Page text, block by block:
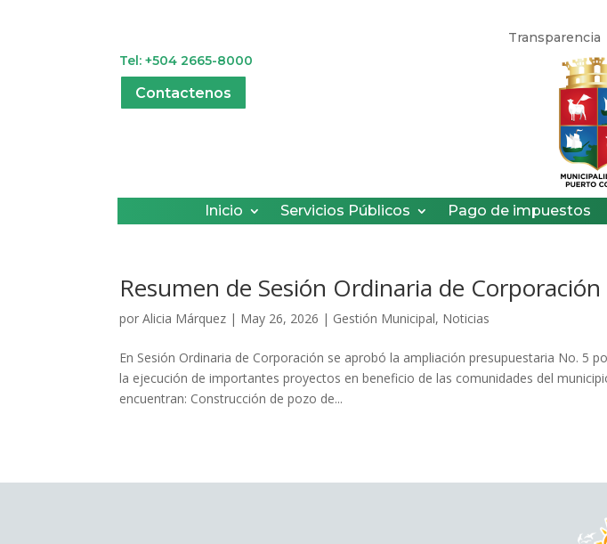
Transparencia
Tel: +504 2665-8000
Contactenos
Inicio Servicios Públicos Pago de impuestos
Resumen de Sesión Ordinaria de
porAlicia Márquez | May 26, 2026 | Gestión Municipal, Noticias
En Sesión Ordinaria de Corporación se aprobó la ampliación presupuestaria No. 5
la ejecución de importantes proyectos en beneficio de las comunidades del
encuentran: Construcción de pozo de...